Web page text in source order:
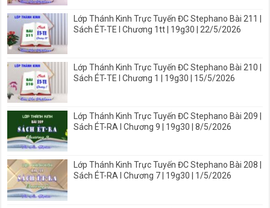
Lớp Thánh Kinh Trực Tuyến ĐC Stephano Bài 211 |
Sách ÉT-TE I Chương 1tt | 19g30 | 22/5/2026
Lớp Thánh Kinh Trực Tuyến ĐC Stephano Bài 210 |
Sách ÉT-TE I Chương 1 | 19g30 | 15/5/2026
Lớp Thánh Kinh Trực Tuyến ĐC Stephano Bài 209 |
Sách ÉT-RA I Chương 9 | 19g30 | 8/5/2026
Lớp Thánh Kinh Trực Tuyến ĐC Stephano Bài 208 |
Sách ÉT-RA I Chương 7 | 19g30 | 1/5/2026